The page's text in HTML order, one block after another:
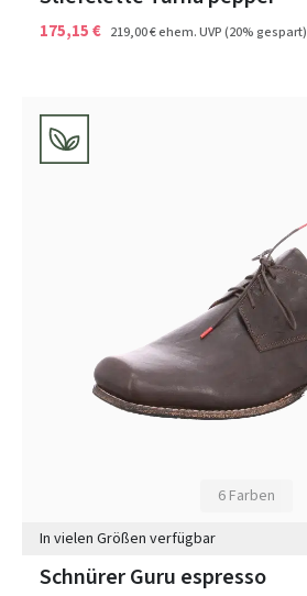
175,15 € 219,00 €ehem. UVP(20% gespart)
6 Farben
In vielen Größen verfügbar
Schnürer Guru espresso